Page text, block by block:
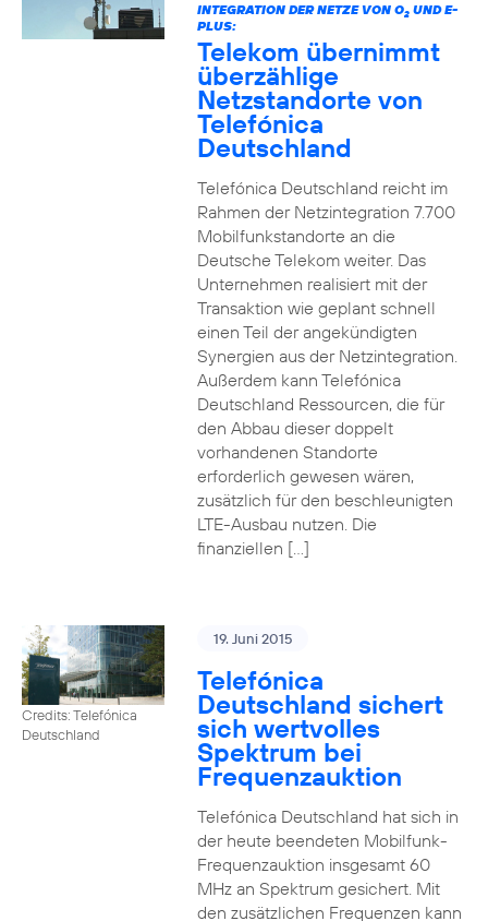
INTEGRATION DER NETZE VON O2UND E-
PLUS:
Telekom übernimmt
überzählige
Netzstandorte von
Telefónica
Deutschland
Telefónica Deutschland reicht im
Rahmen der Netzintegration 7.700
Mobilfunkstandorte an die
Deutsche Telekom weiter. Das
Unternehmen realisiert mit der
Transaktion wie geplant schnell
einen Teil der angekündigten
Synergien aus der Netzintegration.
Außerdem kann Telefónica
Deutschland Ressourcen, die für
den Abbau dieser doppelt
vorhandenen Standorte
erforderlich gewesen wären,
zusätzlich für den beschleunigten
LTE-Ausbau nutzen. Die
finanziellen […]
Credits: Telefónica
Deutschland
19. Juni 2015
Telefónica
Deutschland sichert
sich wertvolles
Spektrum bei
Frequenzauktion
Telefónica Deutschland hat sich in
der heute beendeten Mobilfunk-
Frequenzauktion insgesamt 60
MHz an Spektrum gesichert. Mit
den zusätzlichen Frequenzen kann